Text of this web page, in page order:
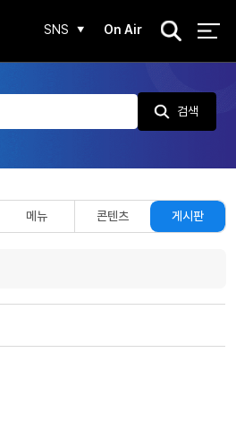
SNS On Air
검
검색
메뉴 콘텐츠 게시판